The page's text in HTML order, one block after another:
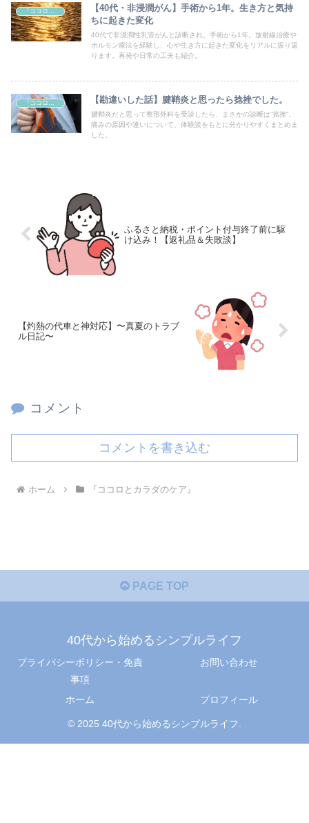
【40代・非浸潤がん】手術から1年。生き方と気持
ちに起きた変化
40代で非浸潤性乳管がんと診断され、手術から1年。放射線治療や
ホルモン療法を経験し、心や生き方に起きた変化をリアルに振り返
ります。再発や日常の工夫も紹介。
【勘違いした話】腱鞘炎と思ったら捻挫でした。
腱鞘炎だと思って整形外科を受診したら、まさかの診断は“捻挫”。
痛みの原因や違いについて、体験談をもとに分かりやすくまとめま
した。
ふるさと納税・ポイント付与終了前に駆
け込み！【返礼品＆失敗談】
【灼熱の代車と神対応】〜真夏のトラブ
ル日記〜
コメント
コメントを書き込む
ホーム 『ココロとカラダのケア』
PAGE TOP
40代から始めるシンプルライフ
プライバシーポリシー・免責
事項
お問い合わせ
ホーム プロフィール
© 2025 40代から始めるシンプルライフ.